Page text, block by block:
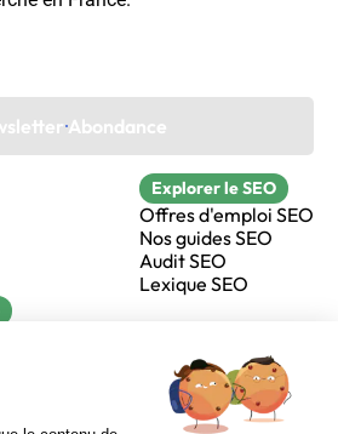
Abondance
Explorer le SEO
Offres d'emploi SEO
Nos guides SEO
Audit SEO
Lexique SEO